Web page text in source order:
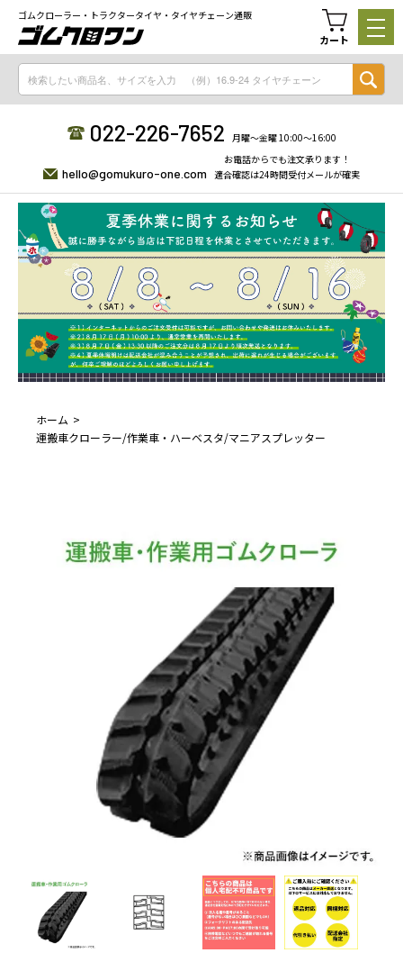
ゴムクローラー・トラクタータイヤ・タイヤチェーン通販
カート
022-226-7652 月曜〜金曜 10:00〜16:00
hello@gomukuro-one.com
お電話からでも注文承ります！
適合確認は24時間受付メールが確実
ホーム
運搬車クローラー/作業車・ハーベスタ/マニアスプレッター